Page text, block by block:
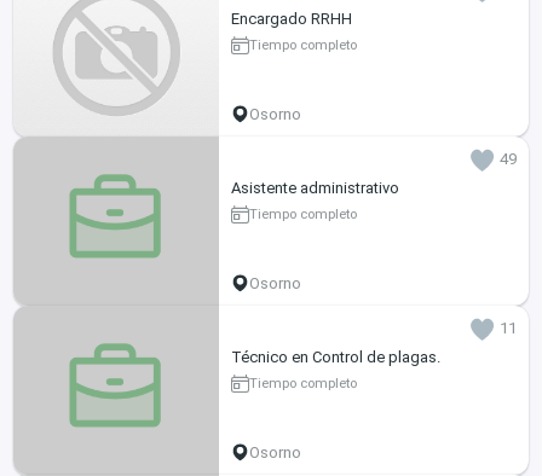
Encargado RRHH
Tiempo completo
Osorno
49
Asistente administrativo
Tiempo completo
Osorno
11
Técnico en Control de plagas.
Tiempo completo
Osorno